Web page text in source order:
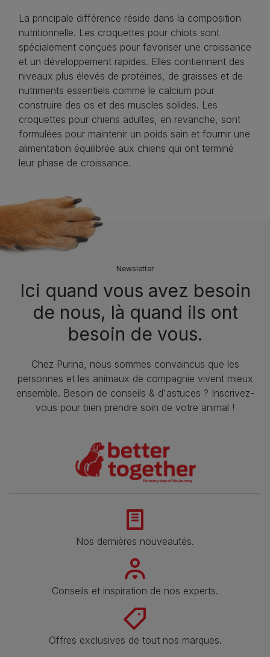
La principale différence réside dans la composition
nutritionnelle. Les croquettes pour chiots sont
spécialement conçues pour favoriser une croissance
et un développement rapides. Elles contiennent des
niveaux plus élevés de protéines, de graisses et de
nutriments essentiels comme le calcium pour
construire des os et des muscles solides. Les
croquettes pour chiens adultes, en revanche, sont
formulées pour maintenir un poids sain et fournir une
alimentation équilibrée aux chiens qui ont terminé
leur phase de croissance.
Newsletter
Ici quand vous avez besoin
de nous, là quand ils ont
besoin de vous.
Chez Purina, nous sommes convaincus que les
personnes et les animaux de compagnie vivent mieux
ensemble. Besoin de conseils & d'astuces ? Inscrivez-
vous pour bien prendre soin de votre animal !
Nos dernières nouveautés.
Conseils et inspiration de nos experts.
Offres exclusives de tout nos marques.